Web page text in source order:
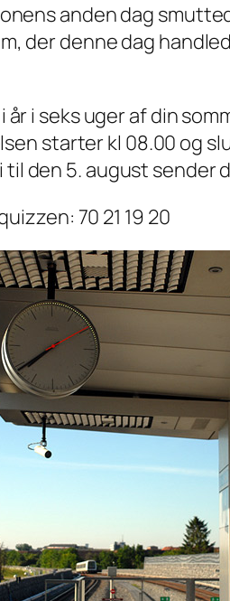
anden dag
der denne dag
i seks uger af din
starter kl 08.00 og
til den 5. august sender
70 21 19 20